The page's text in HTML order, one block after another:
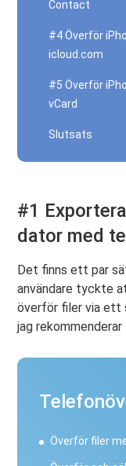
Contact
#4 Överför
icloud.com
#5 Överför
vCard
Slutsats
#1
dator med
Det finns ett par
användare tyckte
överför filer via ett
jag rekommenderar
Överför filer